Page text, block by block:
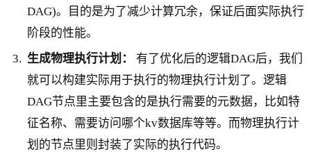
DAG)。目的是为了减少计算冗余，保证后面实际执行
阶段的性能。
生成物理执行计划：
有了优化后的逻辑DAG后，我们
就可以构建实际用于执行的物理执行计划了。逻辑
DAG节点里主要包含的是执行需要的元数据，比如特
征名称、需要访问哪个kv数据库等等。而物理执行计
划的节点里则封装了实际的执行代码。